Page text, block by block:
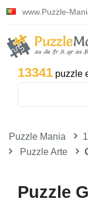
www.Puzzle-
13341 puzzle
Puzzle Mania
Puzzle Arte
Puzzle